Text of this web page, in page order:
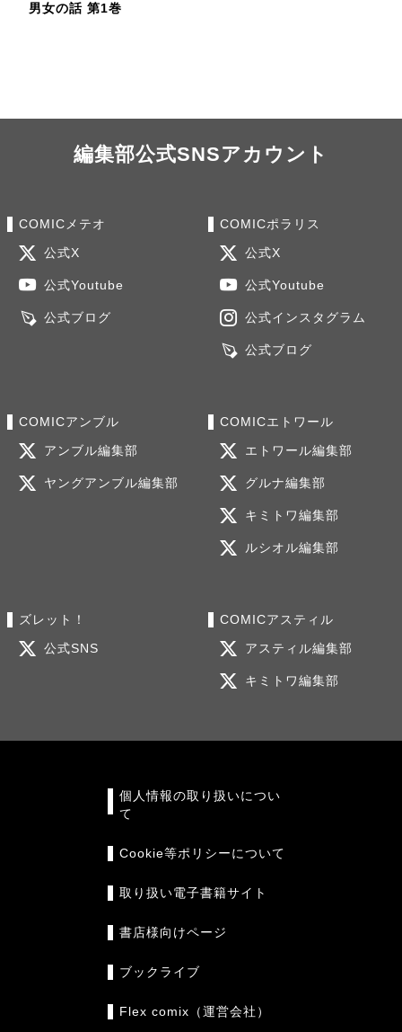
男女の話 第1巻
編集部公式SNSアカウント
COMICメテオ
公式X
公式Youtube
公式ブログ
COMICポラリス
公式X
公式Youtube
公式インスタグラム
公式ブログ
COMICアンブル
アンブル編集部
ヤングアンブル編集部
COMICエトワール
エトワール編集部
グルナ編集部
キミトワ編集部
ルシオル編集部
ズレット！
公式SNS
COMICアスティル
アスティル編集部
キミトワ編集部
個人情報の取り扱いについ
て
Cookie等ポリシーについて
取り扱い電子書籍サイト
書店様向けページ
ブックライブ
Flex comix（運営会社）